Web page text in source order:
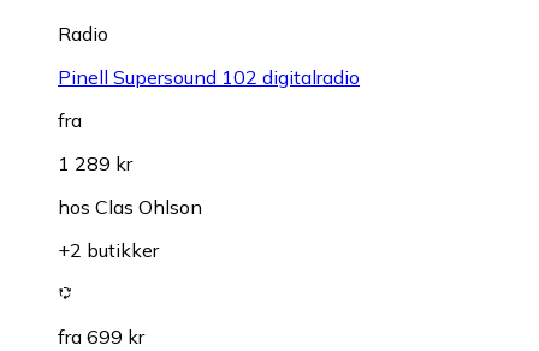
Radio
Pinell Supersound 102 digitalradio
fra
1 289 kr
hos Clas Ohlson
+2 butikker
fra 699 kr